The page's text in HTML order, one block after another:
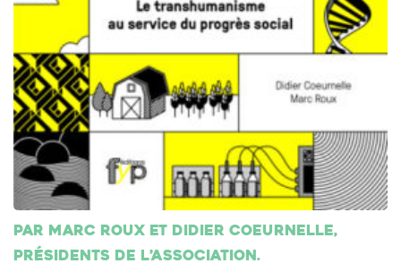
Par Marc Roux et Didier Coeurnelle,
présidents de l’association.